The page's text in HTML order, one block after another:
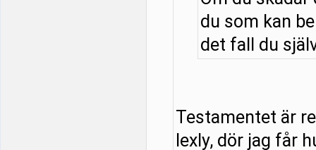
du som kan
det fall du
Testamentet är
lexly, dör jag får